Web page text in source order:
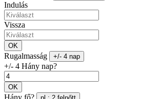
Indulás
Vissza
OK
Rugalmasság +/- 4 nap
+/- 4 Hány nap?
OK
Hány fő?